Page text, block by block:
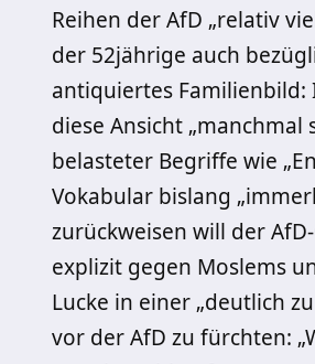
Reihen der AfD „relativ
der 52jährige auch
antiquiertes Familienbild:
diese Ansicht
belasteter Begriffe wie
Vokabular bislang
zurückweisen will der
explizit gegen Moslems
Lucke in einer „deutlich
vor der AfD zu fürchten: